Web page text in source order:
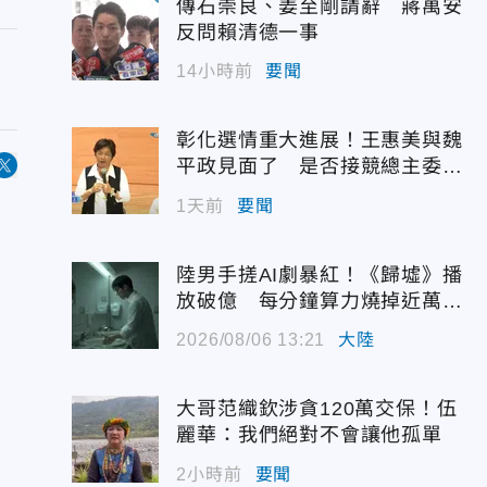
傳石崇良、姜至剛請辭 蔣萬安
反問賴清德一事
14小時前 要聞
彰化選情重大進展！王惠美與魏
平政見面了 是否接競總主委態
度曝光
1天前 要聞
陸男手搓AI劇暴紅！《歸墟》播
放破億 每分鐘算力燒掉近萬台
2026/08/06 13:21 大陸
大哥范織欽涉貪120萬交保！伍
麗華：我們絕對不會讓他孤單
2小時前 要聞